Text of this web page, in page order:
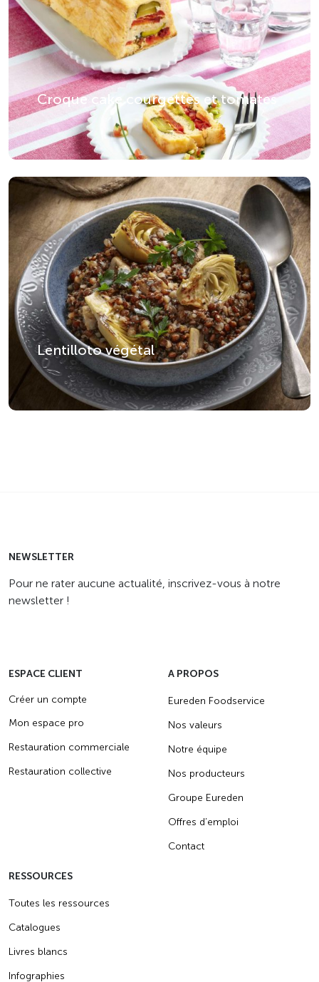
Croque cake courgettes et tomates
Lentilloto végétal
NEWSLETTER
Pour ne rater aucune actualité, inscrivez-vous à notre
newsletter !
ESPACE CLIENT
Créer un compte
Mon espace pro
Restauration commerciale
Restauration collective
A PROPOS
Eureden Foodservice
Nos valeurs
Notre équipe
Nos producteurs
Groupe Eureden
Offres d’emploi
Contact
RESSOURCES
Toutes les ressources
Catalogues
Livres blancs
Infographies